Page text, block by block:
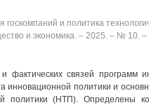
и политика
и экономика. ‒ 2025. ‒ № 10.
фактических связей программ
инновационной политики и
политики (НТП). Определены